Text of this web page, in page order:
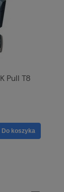
Pull T8
Do koszyka